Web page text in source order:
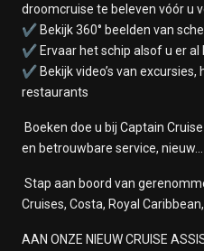
droomcruise te beleven vóór u
✔️ Bekijk 360° beelden van
✔️ Ervaar het schip alsof u er al
✔️ Bekijk video’s van
restaurants
Boeken doe u bij Captain
en betrouwbare service,
Stap aan boord van
Cruises, Costa, Royal
AAN ONZE NIEUW CRUISE